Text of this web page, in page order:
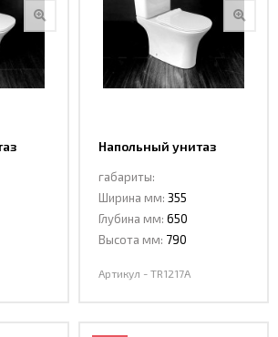
Напольный унитаз
габариты:
Ширина мм: 355
Глубина мм: 650
Высота мм: 790
Артикул - TR1217А